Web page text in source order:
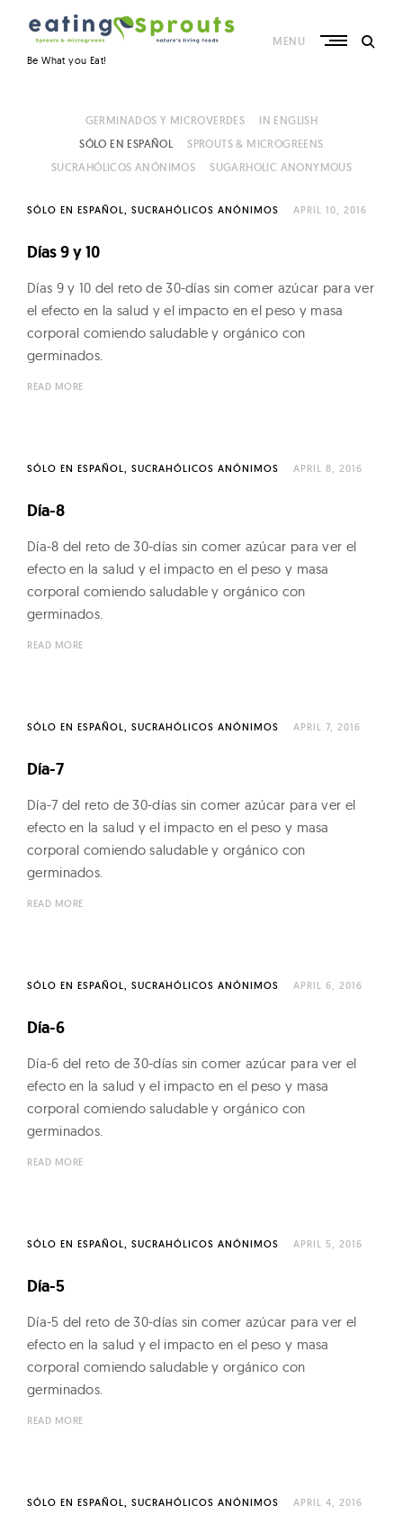
e
S
p
r
o
u
t
s
–
r
u
t
s
&
M
i
o
r
e
e
n
s
–
u
r
'
s
L
i
v
g
F
o
o
d
s
Be What you Eat!
MENU
GERMINADOS Y MICROVERDES
IN ENGLISH
SÓLO EN ESPAÑOL
SPROUTS & MICROGREENS
SUCRAHÓLICOS ANÓNIMOS
SUGARHOLIC ANONYMOUS
SÓLO EN ESPAÑOL SUCRAHÓLICOS ANÓNIMOS APRIL 10, 2016
Días 9 y 10
Días 9 y 10 del reto de 30-días sin comer azúcar para ver
el efecto en la salud y el impacto en el peso y masa
corporal comiendo saludable y orgánico con
germinados.
READ MORE
SÓLO EN ESPAÑOL SUCRAHÓLICOS ANÓNIMOS APRIL 8, 2016
Día-8
Día-8 del reto de 30-días sin comer azúcar para ver el
efecto en la salud y el impacto en el peso y masa
corporal comiendo saludable y orgánico con
germinados.
READ MORE
SÓLO EN ESPAÑOL SUCRAHÓLICOS ANÓNIMOS APRIL 7, 2016
Día-7
Día-7 del reto de 30-días sin comer azúcar para ver el
efecto en la salud y el impacto en el peso y masa
corporal comiendo saludable y orgánico con
germinados.
READ MORE
SÓLO EN ESPAÑOL SUCRAHÓLICOS ANÓNIMOS APRIL 6, 2016
Día-6
Día-6 del reto de 30-días sin comer azúcar para ver el
efecto en la salud y el impacto en el peso y masa
corporal comiendo saludable y orgánico con
germinados.
READ MORE
SÓLO EN ESPAÑOL SUCRAHÓLICOS ANÓNIMOS APRIL 5, 2016
Día-5
Día-5 del reto de 30-días sin comer azúcar para ver el
efecto en la salud y el impacto en el peso y masa
corporal comiendo saludable y orgánico con
germinados.
READ MORE
SÓLO EN ESPAÑOL SUCRAHÓLICOS ANÓNIMOS APRIL 4, 2016